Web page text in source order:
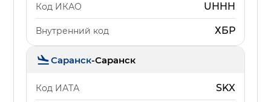
Код ИКАО UHHH
Внутренний код ХБР
Саранск-Саранск
Код ИАТА SKX